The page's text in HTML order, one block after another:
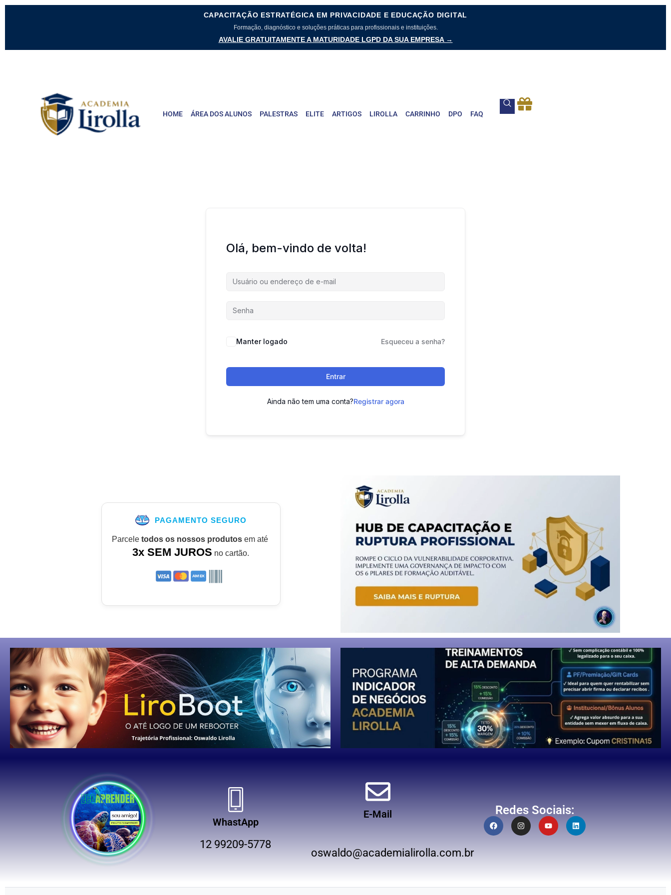
CAPACITAÇÃO ESTRATÉGICA EM PRIVACIDADE E EDUCAÇÃO DIGITAL
Formação, diagnóstico e soluções práticas para profissionais e instituições.
AVALIE GRATUITAMENTE A MATURIDADE LGPD DA SUA EMPRESA →
HOME ÁREA DOS ALUNOS PALESTRAS ELITE ARTIGOS LIROLLA CARRINHO DPO FAQ
Olá, bem-vindo de volta!
Manter logado Esqueceu a senha?
Entrar
Ainda não tem uma conta?Registrar agora
PAGAMENTO SEGURO
Parcele todos os nossos produtosem até
3x SEM JUROS no cartão.
WhastApp
12 99209-5778
E-Mail
oswaldo@academialirolla.com.br
Redes Sociais: